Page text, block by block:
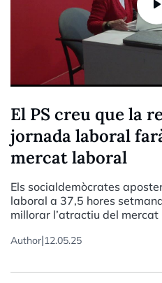
El PS creu que la
jornada laboral
mercat laboral
Els socialdemòcrates
laboral a 37,5 hores
millorar l’atractiu del
Author|12.05.25